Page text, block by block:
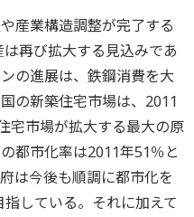
産業構造調整が完了する
再び拡大する見込みであ
の進展は、鉄鋼消費を大
の新築住宅市場は、2011
宅市場が拡大する最大の原
都市化率は2011年51％と
は今後も順調に都市化を
している。それに加えて